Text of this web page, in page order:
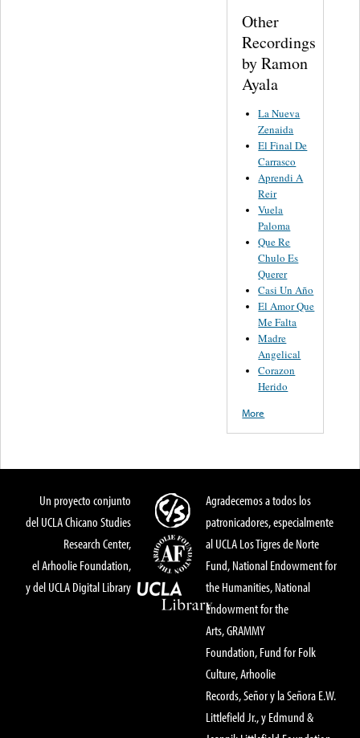
Other
Recordings
by Ramon
Ayala
La Nueva
Zenaida
El Final De
Carrasco
Aprendi A
Reir
Vuela
Paloma
Que Re
Chulo Es
Querer
Casi Un Año
El Amor Que
Me Falta
Madre
Angelical
Corazon
Herido
More
Un proyecto conjunto
del UCLA Chicano Studies
Research Center,
el Arhoolie Foundation,
y del UCLA Digital Library
Agradecemos a todos los
patronicadores, especialmente
al UCLA Los Tigres de Norte
Fund, National Endowment for
the Humanities, National
Endowment for the
Arts, GRAMMY
Foundation, Fund for Folk
Culture, Arhoolie
Records, Señor y la Señora E.W.
Littlefield Jr., y Edmund &